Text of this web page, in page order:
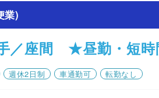
業)
／座間 ★昼勤・短時
週休2日制 車通勤可 転勤なし